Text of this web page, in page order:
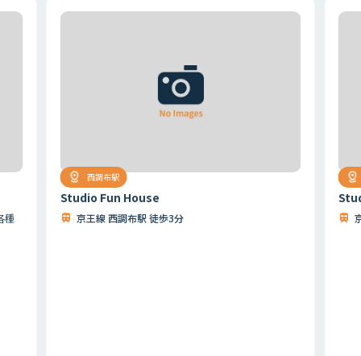
種
西調布駅
Studio Fun House
京王線 西調布駅 徒歩3分